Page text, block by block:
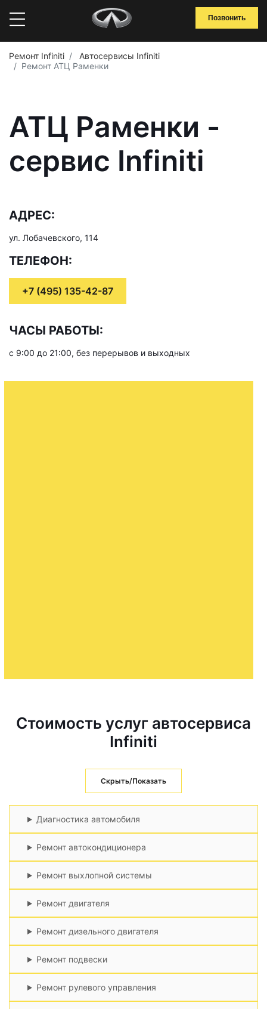
Позвонить
Ремонт Infiniti
Автосервисы Infiniti
Ремонт АТЦ Раменки
АТЦ Раменки -
сервис Infiniti
АДРЕС:
ул. Лобачевского, 114
ТЕЛЕФОН:
+7 (495) 135-42-87
ЧАСЫ РАБОТЫ:
с 9:00 до 21:00, без перерывов и выходных
Стоимость услуг автосервиса
Infiniti
Скрыть/Показать
Диагностика автомобиля
Ремонт автокондиционера
Ремонт выхлопной системы
Ремонт двигателя
Ремонт дизельного двигателя
Ремонт подвески
Ремонт рулевого управления